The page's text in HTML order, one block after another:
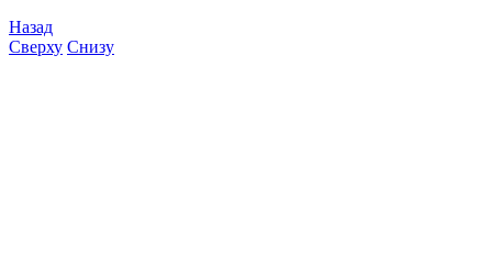
Назад
Сверху Снизу